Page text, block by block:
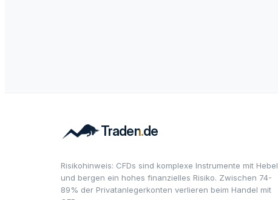
Risikohinweis: CFDs sind komplexe Instrumente mit Hebel
und bergen ein hohes finanzielles Risiko. Zwischen 74-
89% der Privatanlegerkonten verlieren beim Handel mit